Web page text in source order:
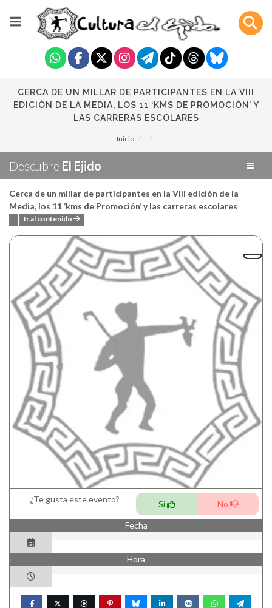
CERCA DE UN MILLAR DE PARTICIPANTES EN LA VIII
EDICIÓN DE LA MEDIA, LOS 11 ‘KMS DE PROMOCIÓN’ Y
LAS CARRERAS ESCOLARES
Inicio
Descubre El Ejido
Cerca de un millar de participantes en la VIII edición de la
Media, los 11 ‘kms de Promoción’ y las carreras escolares
Ir al contenido
¿Te gusta este evento? Si No
Fecha
Hora